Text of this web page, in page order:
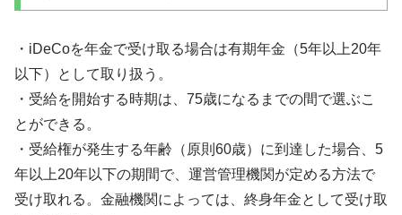
・iDeCoを年金で受け取る場合は有期年金（5年以上20年
以下）として取り扱う。
・受給を開始する時期は、75歳になるまでの間で選ぶこ
とができる。
・受給権が発生する年齢（原則60歳）に到達した場合、5
年以上20年以下の期間で、運営管理機関が定める方法で
受け取れる。金融機関によっては、終身年金として受け取